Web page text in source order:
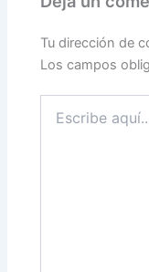
Tu dirección de
Los campos
aquí...